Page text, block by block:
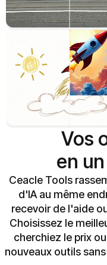
Remplacer n'importe
Esquisse vers image
Vos
en
Ceacle Tools
d'IA au même
recevoir de l'aide
Choisissez le
cherchiez le prix
nouveaux outils